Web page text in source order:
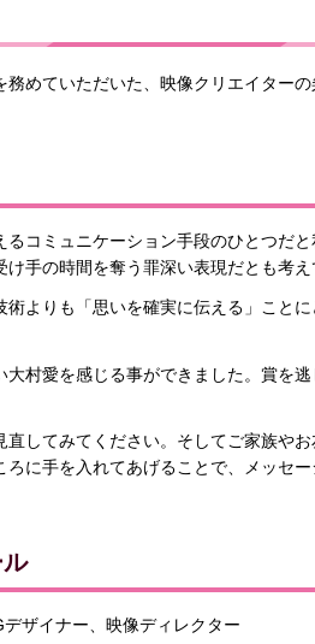
めていただいた、映像クリエイター
コミュニケーション手段のひとつだ
手の時間を奪う罪深い表現だとも考え
よりも「思いを確実に伝える」こと
大村愛を感じる事ができました。賞を
してみてください。そしてご家族や
に手を入れてあげることで、メッセ
ザイナー、映像ディレクター